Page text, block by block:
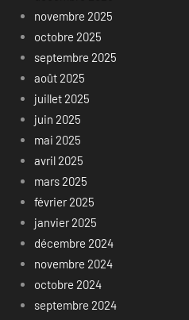
novembre 2025
octobre 2025
septembre 2025
août 2025
juillet 2025
juin 2025
mai 2025
avril 2025
mars 2025
février 2025
janvier 2025
décembre 2024
novembre 2024
octobre 2024
septembre 2024